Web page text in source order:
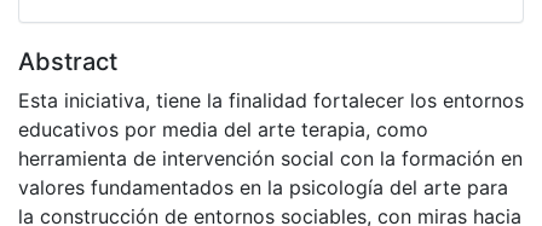
Abstract
Esta iniciativa, tiene la finalidad fortalecer los entornos
educativos por media del arte terapia, como
herramienta de intervención social con la formación en
valores fundamentados en la psicología del arte para
la construcción de entornos sociables, con miras hacia